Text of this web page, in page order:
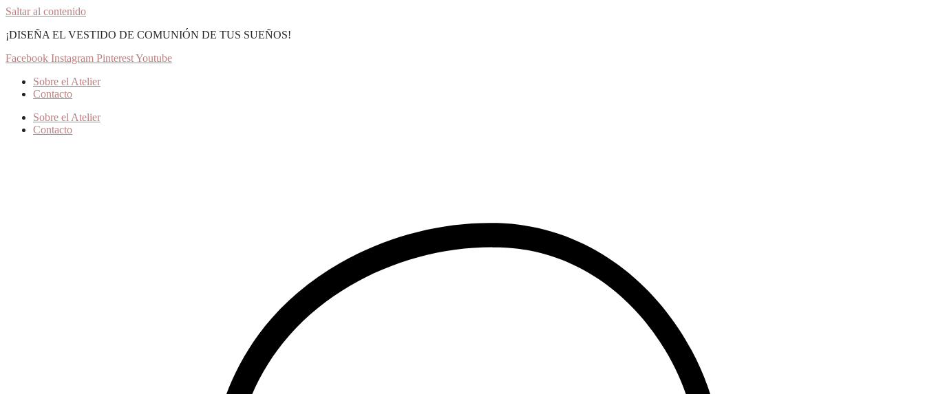
Saltar al contenido
¡DISEÑA EL VESTIDO DE COMUNIÓN DE TUS SUEÑOS!
Facebook Instagram PinterestYoutube
Sobre el Atelier
Contacto
Sobre el Atelier
Contacto